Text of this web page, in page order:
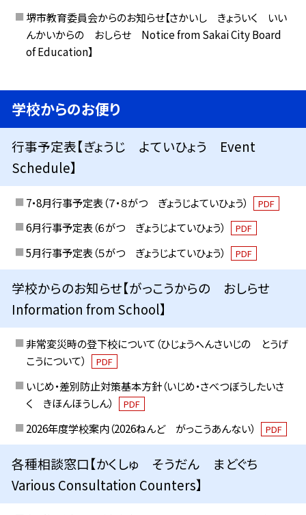
堺市教育委員会からのお知らせ【さかいし きょういく いい
んかいからの おしらせ Notice from Sakai City Board
of Education】
学校からのお便り
行事予定表【ぎょうじ よていひょう Event
Schedule】
7・8月行事予定表（７・８がつ ぎょうじよていひょう） PDF
6月行事予定表（６がつ ぎょうじよていひょう） PDF
5月行事予定表（５がつ ぎょうじよていひょう） PDF
学校からのお知らせ【がっこうからの おしらせ
Information from School】
非常変災時の登下校について（ひじょうへんさいじの とうげ
こうについて）
PDF
いじめ・差別防止対策基本方針（いじめ・さべつぼうしたいさ
く きほんほうしん）
PDF
2026年度学校案内（2026ねんど がっこうあんない） PDF
各種相談窓口【かくしゅ そうだん まどぐち
Various Consultation Counters】